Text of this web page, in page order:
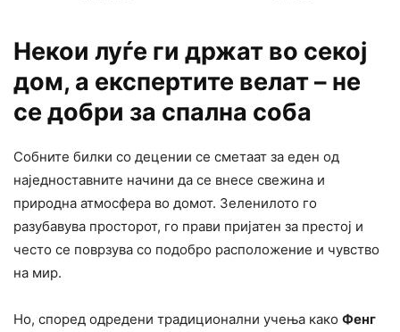
Некои луѓе ги држат во секој
дом, а експертите велат – не
се добри за спална соба
Собните билки со децении се сметаат за еден од
наједноставните начини да се внесе свежина и
природна атмосфера во домот. Зеленилото го
разубавува просторот, го прави пријатен за престој и
често се поврзува со подобро расположение и чувство
на мир.
Но, според одредени традиционални учења како Фенг